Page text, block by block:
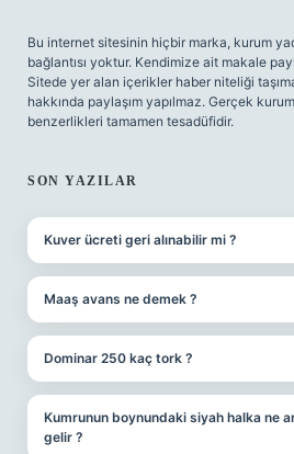
Bu internet sitesinin hiçbir marka, kurum
bağlantısı yoktur. Kendimize ait makale
Sitede yer alan içerikler haber niteliği
hakkında paylaşım yapılmaz. Gerçek
benzerlikleri tamamen tesadüfidir.
SON YAZILAR
Kuver ücreti geri alınabilir mi ?
Maaş avans ne demek ?
Dominar 250 kaç tork ?
Kumrunun boynundaki siyah halka ne
gelir ?